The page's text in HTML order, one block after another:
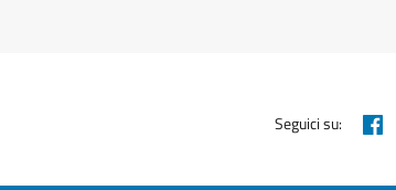
Seguici su: